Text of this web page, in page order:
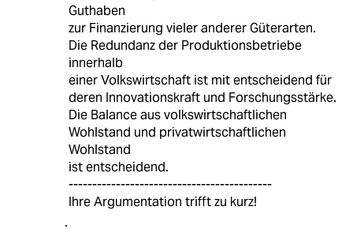
Guthaben
zur Finanzierung vieler anderer Güterarten.
Die Redundanz der Produktionsbetriebe
innerhalb
einer Volkswirtschaft ist mit entscheidend für
deren Innovationskraft und Forschungsstärke.
Die Balance aus volkswirtschaftlichen
Wohlstand und privatwirtschaftlichen
Wohlstand
ist entscheidend.
-------------------------------------------
Ihre Argumentation trifft zu kurz!